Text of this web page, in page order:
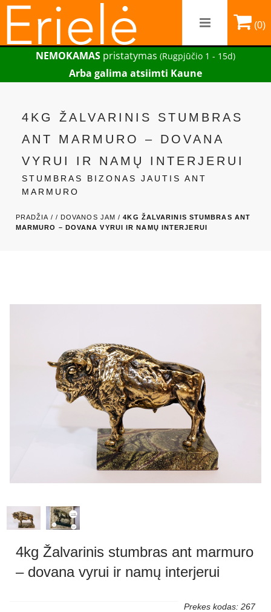
(0)
NEMOKAMAS pristatymas (Rugpjūčio 1 - 15d)
Arba galima atsiimti Kaune
4KG ŽALVARINIS STUMBRAS
ANT MARMURO – DOVANA
VYRUI IR NAMŲ INTERJERUI
STUMBRAS BIZONAS JAUTIS ANT
MARMURO
PRADŽIA / / DOVANOS JAM /4KG ŽALVARINIS STUMBRAS ANT
MARMURO – DOVANA VYRUI IR NAMŲ INTERJERUI
4kg Žalvarinis stumbras ant marmuro
– dovana vyrui ir namų interjerui
Prekes kodas: 267